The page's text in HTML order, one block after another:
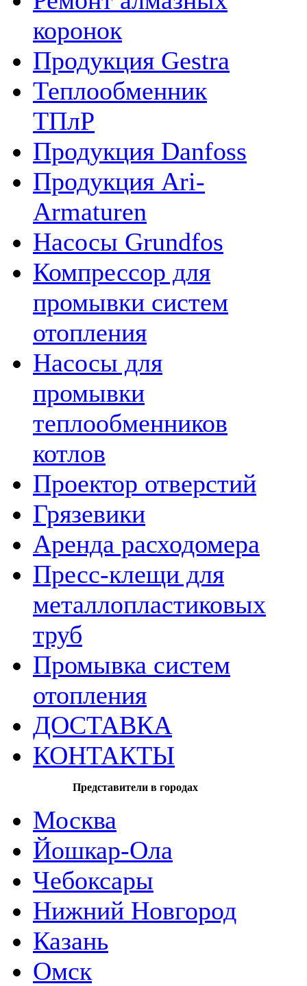
коронок
Продукция Gestra
Теплообменник
ТПлР
Продукция Danfoss
Продукция Ari-
Armaturen
Насосы Grundfos
Компрессор для
промывки систем
отопления
Насосы для
промывки
теплообменников
котлов
Проектор отверстий
Грязевики
Аренда расходомера
Пресс-клещи для
металлопластиковых
труб
Промывка систем
отопления
ДОСТАВКА
КОНТАКТЫ
Представители в городах
Москва
Йошкар-Ола
Чебоксары
Нижний Новгород
Казань
Омск